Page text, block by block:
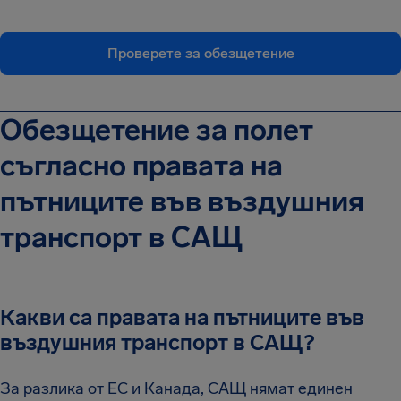
Проверете за обезщетение
Обезщетение за полет
съгласно правата на
пътниците във въздушния
транспорт в САЩ
Какви са правата на пътниците във
въздушния транспорт в САЩ?
За разлика от ЕС и Канада, САЩ нямат единен